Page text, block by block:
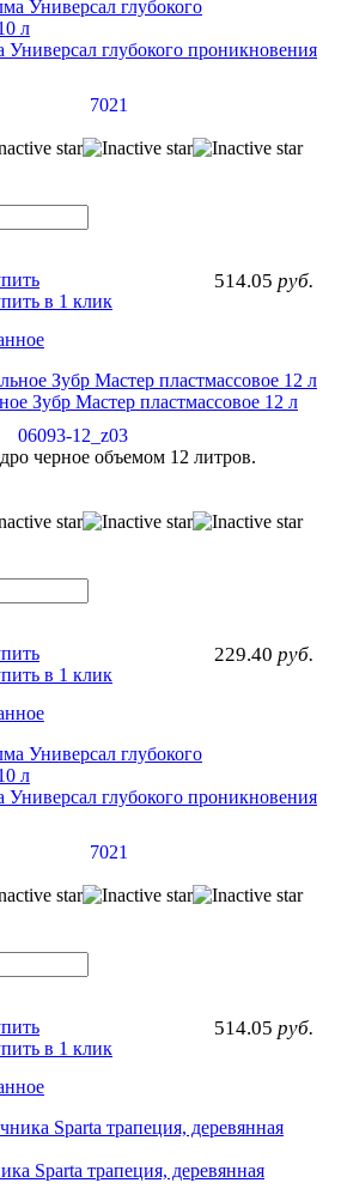
Универсал глубокого проникновения
7021
514.05 руб.
в 1 клик
Зубр Мастер пластмассовое 12 л
06093-12_z03
черное объемом 12 литров.
229.40 руб.
в 1 клик
Универсал глубокого проникновения
7021
514.05 руб.
в 1 клик
Sparta трапеция, деревянная